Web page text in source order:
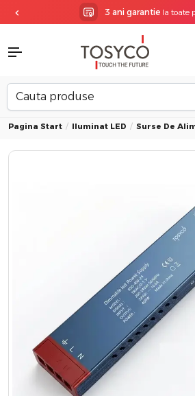
3 ani garantiela toate
Pagina Start Iluminat LED Surse De